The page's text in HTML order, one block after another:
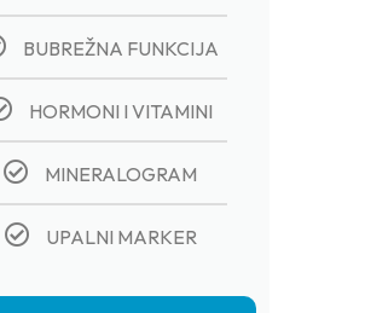
BUBREŽNA FUNKCIJA
HORMONI I VITAMINI
MINERALOGRAM
UPALNI MARKER